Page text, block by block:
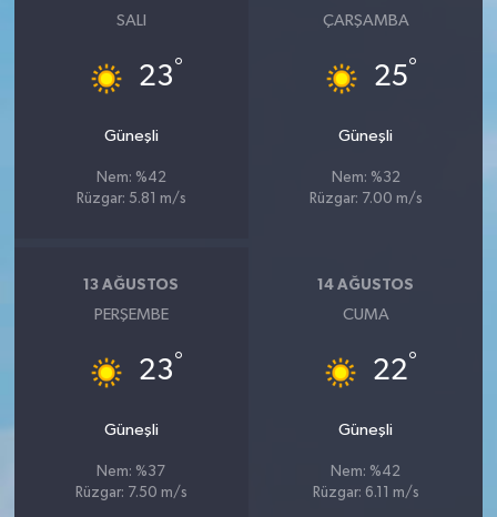
SALI
23°
Güneşli
Nem: %42
Rüzgar: 5.81 m/s
ÇARŞAMBA
25°
Güneşli
Nem: %32
Rüzgar: 7.00 m/s
13 AĞUSTOS
PERŞEMBE
23°
Güneşli
Nem: %37
Rüzgar: 7.50 m/s
14 AĞUSTOS
CUMA
22°
Güneşli
Nem: %42
Rüzgar: 6.11 m/s